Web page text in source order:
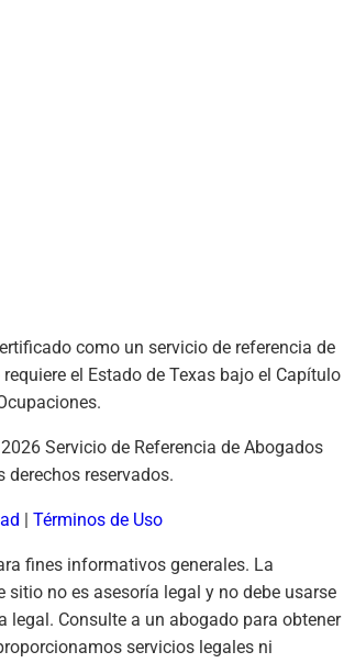
como un servicio de referencia de
el Estado de Texas bajo el Capítulo
2026 Servicio de Referencia de Abogados
derechos reservados.
| Términos de Uso
fines informativos generales. La
sitio no es asesoría legal y no debe usarse
legal. Consulte a un abogado para obtener
servicios legales ni